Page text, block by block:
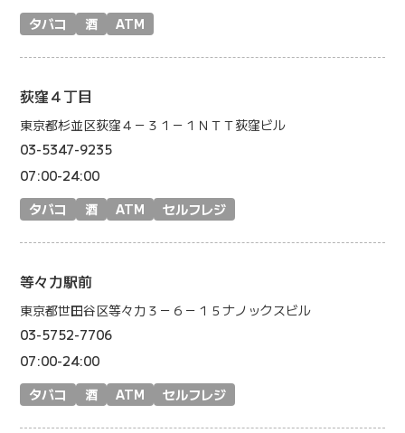
タバコ
酒 ATM
荻窪４丁目
東京都杉並区荻窪４－３１－１ＮＴＴ荻窪ビル
03-5347-9235
07:00-24:00
タバコ
酒 ATM セルフレジ
等々力駅前
東京都世田谷区等々力３－６－１５ナノックスビル
03-5752-7706
07:00-24:00
タバコ
酒 ATM セルフレジ